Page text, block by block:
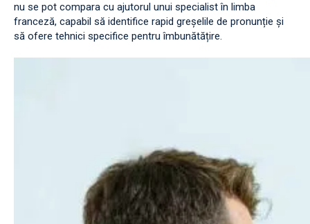
nu se pot compara cu ajutorul unui specialist în limba
franceză, capabil să identifice rapid greșelile de pronunție și
să ofere tehnici specifice pentru îmbunătățire.